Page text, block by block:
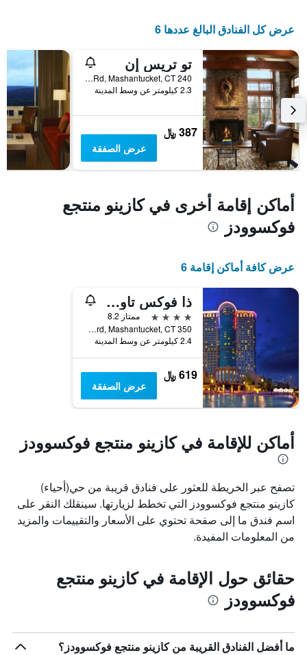
عرض كل الفنادق البالغ عددها 6
تو تريس إن
240 Indiantown Rd, Mashantucket, CT, الولايات المتحدة الأميريكية
2.3 كيلومتر عن وسط المدينة
387 ﷼
عرض الصفقة
أماكن إقامة أخرى في كازينو منتجع
فوكسوودز
عرض كافة أماكن إقامة 6
ذا فوكس تاور آت فوكسوودز
4 نجوم
ممتاز 8.2
350 Trolley Line Boulevard, Mashantucket, CT, الولايات المتحدة الأميريكية
2.4 كيلومتر عن وسط المدينة
619 ﷼
عرض الصفقة
أماكن للإقامة في كازينو منتجع فوكسوودز
تصفح عبر الخريطة للعثور على فنادق قريبة من حي(أحياء)
كازينو منتجع فوكسوودز التي تخطط لزيارتها. سينقلك النقر على
اسم فندق ما إلى صفحة تحتوي على الأسعار والتقييمات والمزيد
من المعلومات المفيدة.
حقائق حول الإقامة في كازينو منتجع
فوكسوودز
ما أفضل الفنادق القريبة من كازينو منتجع فوكسوودز؟